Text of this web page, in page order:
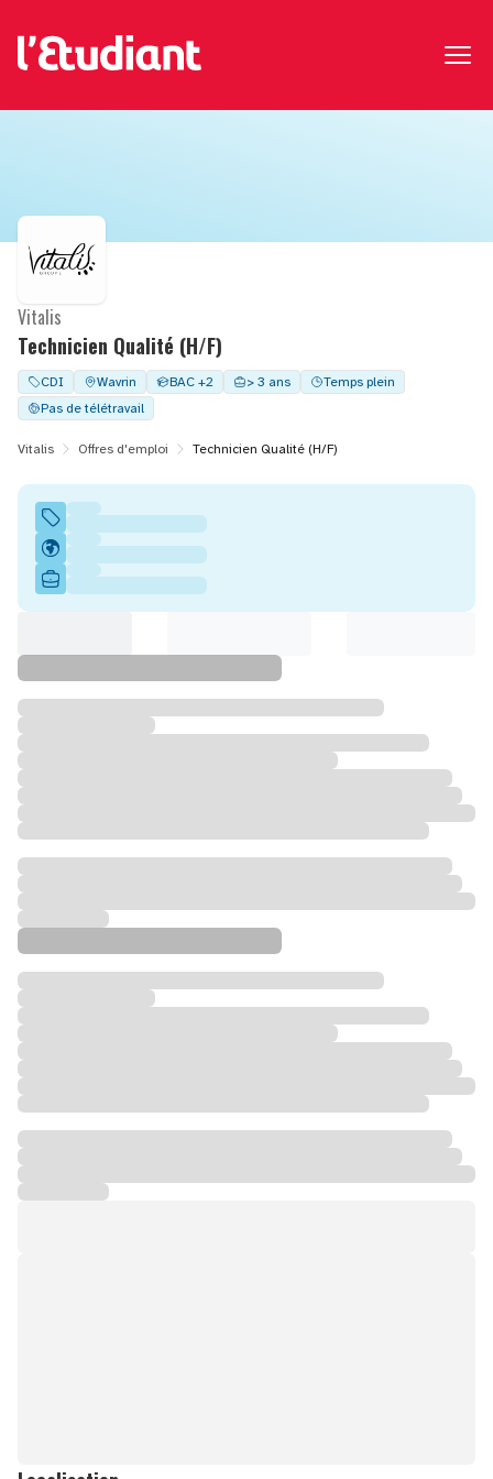
Technicien Qualité (H/F)
Vitalis
CDI Wavrin BAC +2 > 3 ans
Temps plein
Pas de télétravail
Vitalis Offres d'emploi Technicien Qualité (H/F)